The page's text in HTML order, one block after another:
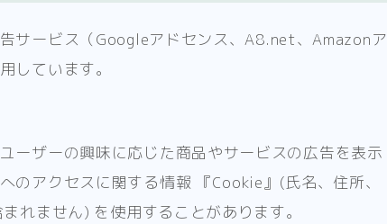
ニング
サービス（Googleアドセンス、A8.net、Amazonア
しています。
ーザーの興味に応じた商品やサービスの広告を表示
のアクセスに関する情報 『Cookie』(氏名、住所、
れません) を使用することがあります。